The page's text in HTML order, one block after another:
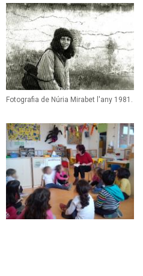
Fotografia de Núria Mirabet l'any 1981.